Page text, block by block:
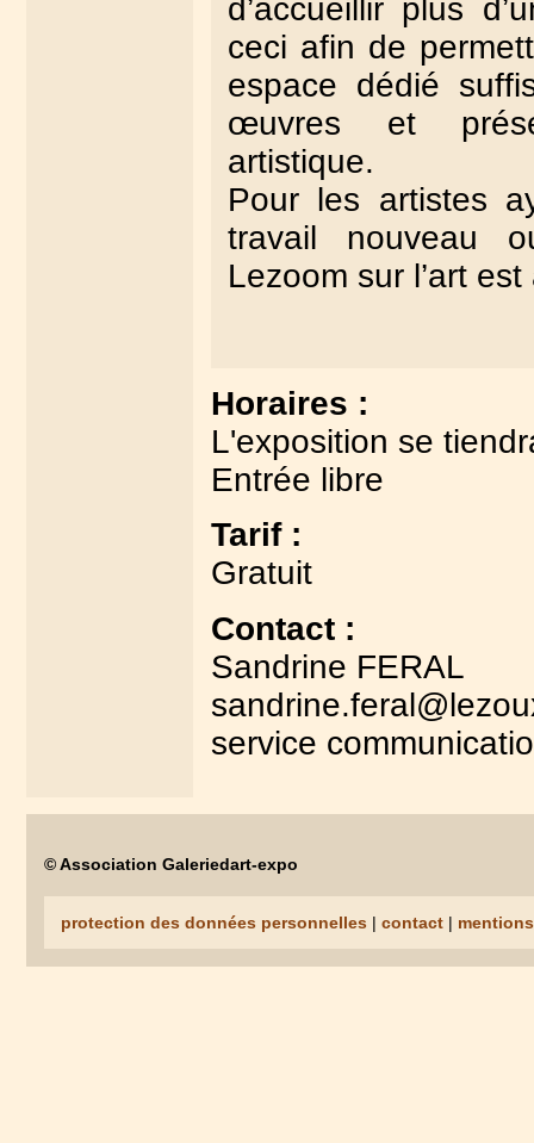
d’accueillir plus
ceci afin de
espace dédié
œuvres et
artistique.
Pour les artistes
travail nouveau
Lezoom sur l’art
Horaires :
L'exposition se
Entrée libre
Tarif :
Gratuit
Contact :
Sandrine FERAL
service
© Association Galeriedart-expo
protection des données personnelles |contact |